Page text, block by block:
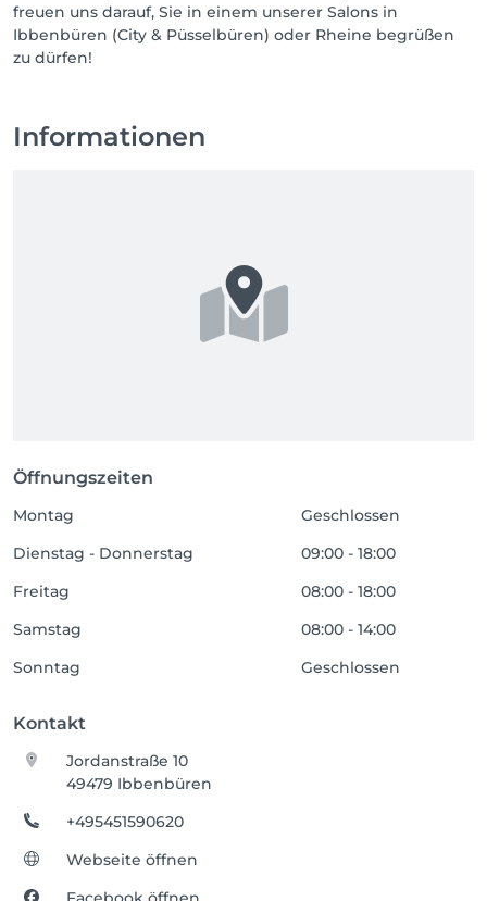
freuen uns darauf, Sie in einem unserer Salons in
Ibbenbüren (City & Püsselbüren) oder Rheine begrüßen
zu dürfen!
Informationen
Öffnungszeiten
Montag
Geschlossen
Dienstag - Donnerstag
09:00 - 18:00
Freitag
08:00 - 18:00
Samstag
08:00 - 14:00
Sonntag
Geschlossen
Kontakt
Jordanstraße 10
49479 Ibbenbüren
+495451590620
Webseite öffnen